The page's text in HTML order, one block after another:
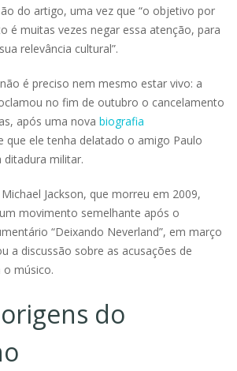
do artigo, uma vez que “o objetivo por
é muitas vezes negar essa atenção, para
relevância cultural”.
é preciso nem mesmo estar vivo: a
no fim de outubro o cancelamento
após uma nova biografia
que ele tenha delatado o amigo Paulo
ditadura militar.
Jackson, que morreu em 2009,
movimento semelhante após o
“Deixando Neverland”, em março
a discussão sobre as acusações de
músico.
do